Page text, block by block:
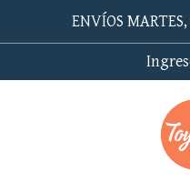
ENVÍOS